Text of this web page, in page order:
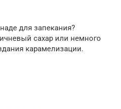
для запекания?
сахар или немного
карамелизации.